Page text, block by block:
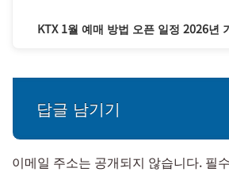
KTX 1월 예매 방법 오픈 일정 2026년
답글 남기기
이메일 주소는 공개되지 않습니다. 필